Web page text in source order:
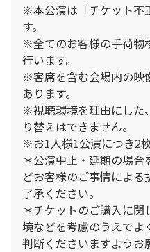
※本公演は「チケット不
す。
※全てのお客様の手荷物
行います。
※客席を含む会場内の映
あります。
※視聴環境を理由にした
り替えはできません。
※お1人様1公演につき2
＊公演中止・延期の場
どお客様のご事情によ
了承ください。
＊チケットのご購入に
境などを考慮のうえでよ
判断くださいますようお